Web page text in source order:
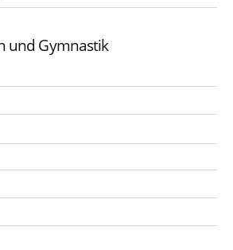
und Gymnastik